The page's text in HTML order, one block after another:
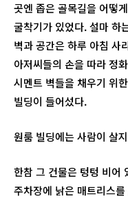
곳엔 좁은 골목길을 어떻
굴착기가 있었다. 설마 하
벽과 공간은 하루 아침 사
아저씨들의 손을 따라 정
시멘트 벽들을 채우기 위
빌딩이 들어섰다.
원룸 빌딩에는 사람이 살
한참 그 건물은 텅텅 비어
주차장에 낡은 매트리스